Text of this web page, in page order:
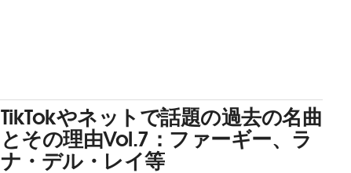
TikTokやネットで話題の過去の名曲
とその理由Vol.7：ファーギー、ラ
ナ・デル・レイ等